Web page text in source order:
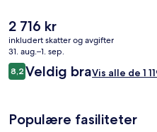
Den
nåværende
prisen
er
2 716 kr
2 716 kr
inkludert skatter og avgifter
31. aug.–1. sep.
Anmeldelser
8,28,2 av 10 –
Veldig braVis alle de 1
Populære fasiliteter